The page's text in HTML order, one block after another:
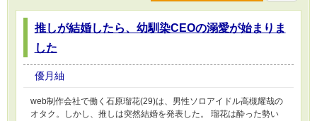
推しが結婚したら、幼馴染CEOの溺愛が始まりま
した
優月紬
web制作会社で働く石原瑠花(29)は、男性ソロアイドル高槻耀哉の
オタク。しかし、推しは突然結婚を発表した。 瑠花は酔った勢い